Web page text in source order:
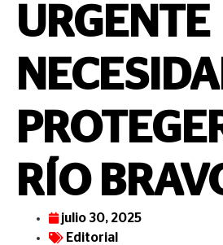
URGENTE
RÍO
julio 30, 2025
Editorial